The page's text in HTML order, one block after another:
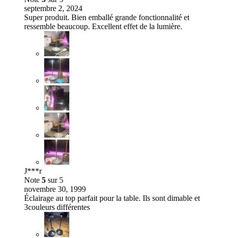
septembre 2, 2024
Super produit. Bien emballé grande fonctionnalité et
ressemble beaucoup. Excellent effet de la lumière.
J***r
Note 5 sur 5
novembre 30, 1999
Éclairage au top parfait pour la table. Ils sont dimable et
3couleurs différentes